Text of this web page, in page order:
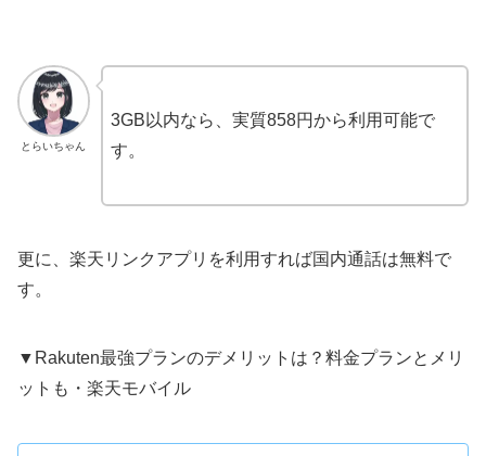
とらいちゃん
3GB以内なら、実質858円から利用可能で
す。
更に、楽天リンクアプリを利用すれば国内通話は無料で
す。
▼Rakuten最強プランのデメリットは？料金プランとメリ
ットも・楽天モバイル